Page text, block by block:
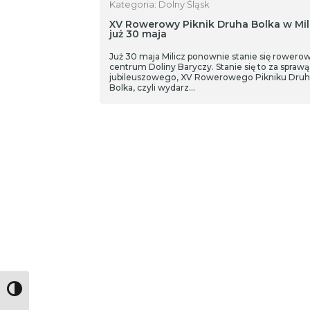
Toggle High Contrast
Kategoria: Dolny Śląsk
XV Rowerowy Piknik Druha Bolka w
już 30 maja
Już 30 maja Milicz ponownie stanie się
centrum Doliny Baryczy. Stanie się to za sprawą
jubileuszowego, XV Rowerowego Pikniku
Bolka, czyli wydarz…